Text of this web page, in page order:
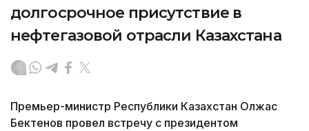
долгосрочное присутствие в
нефтегазовой отрасли Казахстана
Премьер-министр Республики Казахстан Олжас
Бектенов провел встречу с президентом